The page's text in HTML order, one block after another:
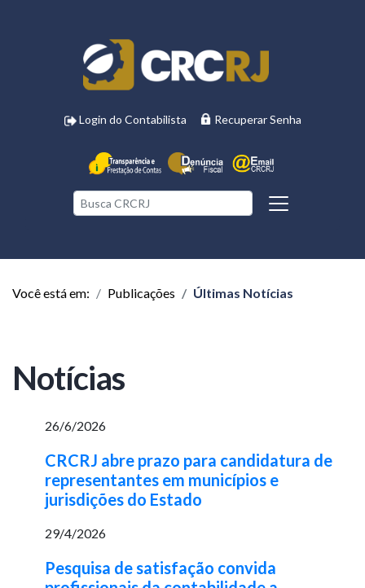
Login do Contabilista Recuperar Senha
Você está em: Publicações Últimas Notícias
Notícias
26/6/2026
CRCRJ abre prazo para candidatura de
representantes em municípios e
jurisdições do Estado
29/4/2026
Pesquisa de satisfação convida